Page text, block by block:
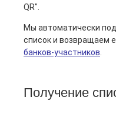
QR".
Мы автоматически
список и возвращаем
банков-участников
Получение